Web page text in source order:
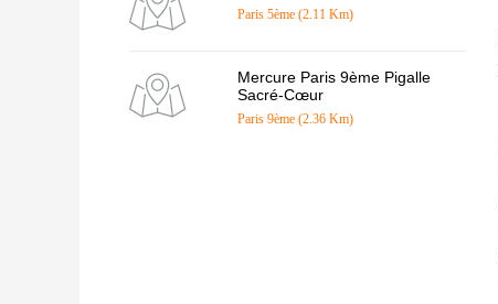
Paris 5ème (2.11 Km)
Mercure Paris 9ème Pigalle
Sacré-Cœur
Paris 9ème (2.36 Km)